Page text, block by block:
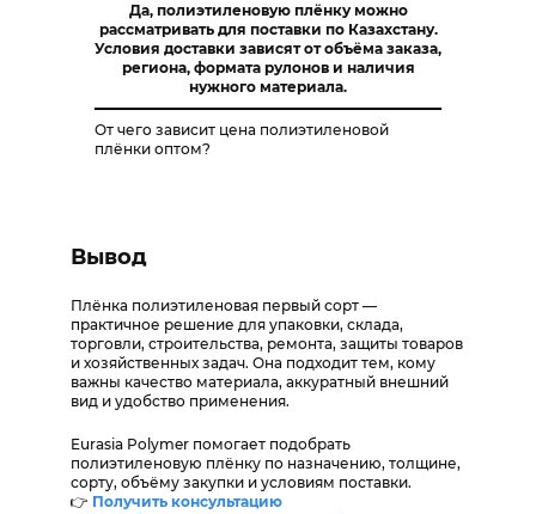
Да, полиэтиленовую плёнку можно
рассматривать для поставки по Казахстану.
Условия доставки зависят от объёма заказа,
региона, формата рулонов и наличия
нужного материала.
От чего зависит цена полиэтиленовой
плёнки оптом?
Вывод
Плёнка полиэтиленовая первый сорт —
практичное решение для упаковки, склада,
торговли, строительства, ремонта, защиты товаров
и хозяйственных задач. Она подходит тем, кому
важны качество материала, аккуратный внешний
вид и удобство применения.
Eurasia Polymer помогает подобрать
полиэтиленовую плёнку по назначению, толщине,
сорту, объёму закупки и условиям поставки.
👉 Получить консультацию